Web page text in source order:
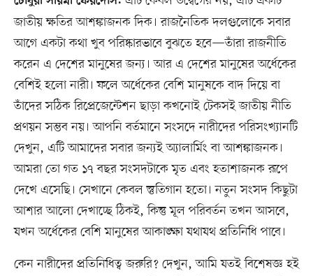
জাতীয় ক্ষতির আশঙ্কাজনক দিক। রাজনৈতিক দলগুলোকে সবার
আগে একটা কথা খুব পরিষ্কারভাবে বুঝতে হবে—তাঁরা রাজনীতি
করেন এ দেশের মানুষের জন্য। আর এ দেশের মানুষের অর্ধেকের
বেশিই হলো নারী। ফলে অর্ধেকের বেশি মানুষকে বাদ দিয়ে বা
তাঁদের সঠিক রিপ্রেজেন্টেশন ছাড়া কখনোই টেকসই জাতীয় নীতি
প্রণয়ন সম্ভব নয়। আপনি বর্তমানে সংসদে নারীদের পরিসংখ্যানটি
দেখুন, এটি আমাদের সবার জন্যই অ্যালার্মিং বা আশঙ্কাজনক।
আমরা তো গত ১৭ বছর সংসদটাকে মৃত এবং হতাশাজনক রূপে
দেখে এসেছি। সেখানে কেবল স্তুতিগান হতো। নতুন সংসদ কিছুটা
আশার আলো দেখাচ্ছে ঠিকই, কিন্তু মূল পরিবর্তন তখন আসবে,
যখন অর্ধেকের বেশি মানুষের আকাঙ্ক্ষা যথাযথ প্রতিনিধি পাবে।
কেন নারীদের প্রতিনিধিত্ব জরুরি? দেখুন, আমি যতই বিশেষজ্ঞ হই